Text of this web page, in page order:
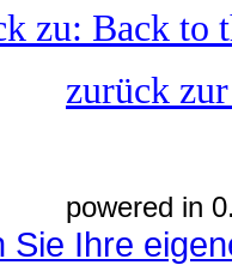
zu: Back to
zurück
powered in
Sie Ihre